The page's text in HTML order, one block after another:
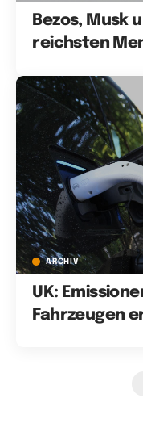
Bezos, Musk
reichsten
ARCHIV
UK:
Fahrzeugen